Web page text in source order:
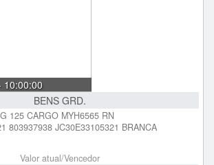
10:00:00
BENS GRD.
125 CARGO MYH6565 RN
803937938 JC30E33105321 BRANCA
Valor atual/Vencedor